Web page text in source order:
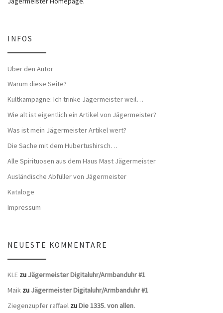
INFOS
Über den Autor
Warum diese Seite?
Kultkampagne: Ich trinke Jägermeister weil…
Wie alt ist eigentlich ein Artikel von Jägermeister?
Was ist mein Jägermeister Artikel wert?
Die Sache mit dem Hubertushirsch…
Alle Spirituosen aus dem Haus Mast Jägermeister
Ausländische Abfüller von Jägermeister
Kataloge
Impressum
NEUESTE KOMMENTARE
KLE zu Jägermeister Digitaluhr/Armbanduhr #1
Maik zu Jägermeister Digitaluhr/Armbanduhr #1
Ziegenzupfer raffael zuDie 1335. von allen.